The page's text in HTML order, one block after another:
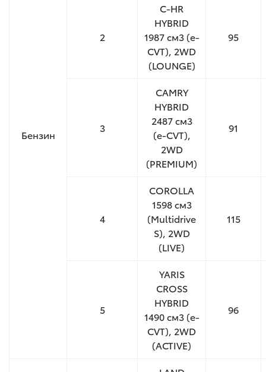
Бензин
2
C-HR
HYBRID
1987 см3(e-
CVT), 2WD
(LOUNGE)
95
3
CAMRY
HYBRID
2487 см3
(e-CVT),
2WD
(PREMIUM)
91
4
COROLLA
1598 см3
(Multidrive
S), 2WD
(LIVE)
115
5
YARIS
CROSS
HYBRID
1490 см3(e-
CVT), 2WD
(ACTIVE)
96